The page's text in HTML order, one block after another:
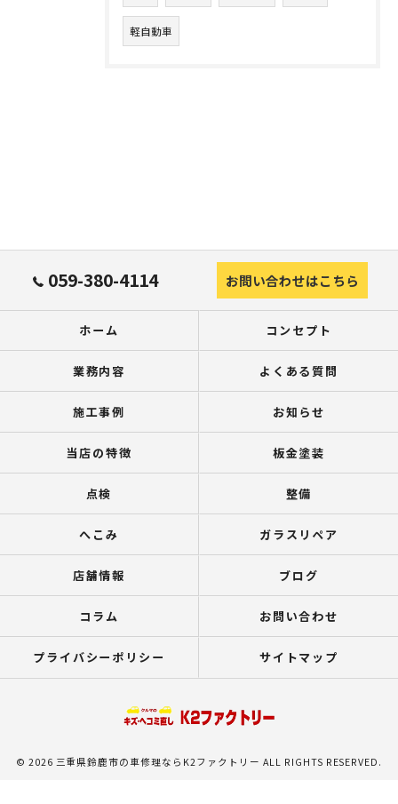
軽自動車
059-380-4114 お問い合わせはこちら
ホーム コンセプト
業務内容 よくある質問
施工事例 お知らせ
当店の特徴 板金塗装
点検 整備
へこみ ガラスリペア
店舗情報 ブログ
コラム お問い合わせ
プライバシーポリシー サイトマップ
© 2026 三重県鈴鹿市の車修理ならK2ファクトリー ALL RIGHTS RESERVED.